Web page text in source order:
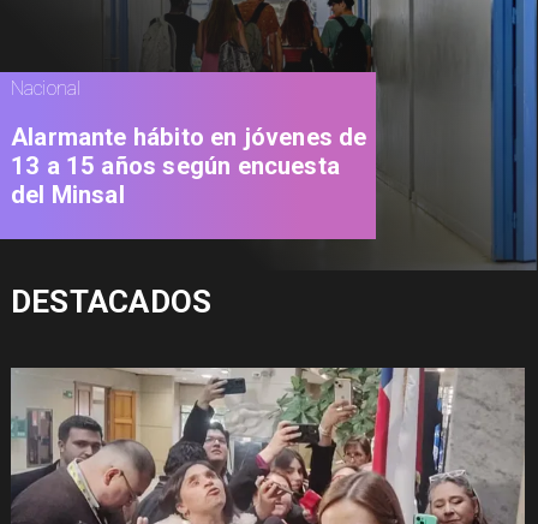
Nacional
Alarmante hábito en jóvenes de
13 a 15 años según encuesta
del Minsal
DESTACADOS